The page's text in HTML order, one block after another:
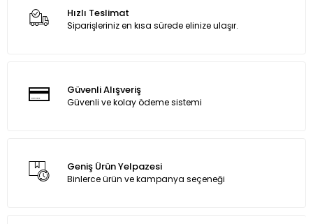
Hızlı Teslimat
Siparişleriniz en kısa sürede elinize ulaşır.
Güvenli Alışveriş
Güvenli ve kolay ödeme sistemi
Geniş Ürün Yelpazesi
Binlerce ürün ve kampanya seçeneği